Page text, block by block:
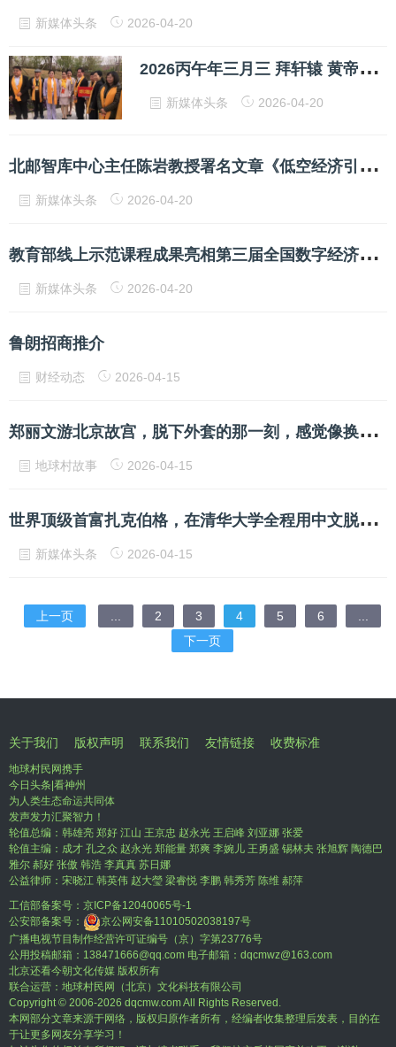
新媒体头条 2026-04-20
2
026丙午年三月三 拜轩辕 黄帝故里拜祖大典在河南新郑举办「刘凤珍博士受邀出席拜祖大典」
新媒体头条 2026-04-20
北
邮智库中心主任陈岩教授署名文章《低空经济引领新质生产力发展的理论逻辑、现实困境和关键路径》作为《宏观经济研究》封面文章刊发
新媒体头条 2026-04-20
教
育部线上示范课程成果亮相第三届全国数字经济和经济与贸易类专业沉浸式产教融合研讨会
新媒体头条 2026-04-20
鲁朗招商推介
财经动态 2026-04-15
郑
丽文游北京故宫，脱下外套的那一刻，感觉像换了一个人似的。
地球村故事 2026-04-15
世
界顶级首富扎克伯格，在清华大学全程用中文脱稿演讲！
新媒体头条 2026-04-15
上一页 2 3 4 5 6
下一页
关于我们 版权声明 联系我们 友情链接 收费标准
地球村民网携手
今日头条|看神州
为人类生态命运共同体
发声发力汇聚智力！
轮值总编：韩雄亮 郑好 江山 王京忠 赵永光 王启峰 刘亚娜 张爱
轮值主编：成才 孔之众 赵永光 郑能量 郑爽 李婉儿 王勇盛 锡林夫 张旭辉 陶德巴
雅尔 郝好 张傲 韩浩 李真真 苏日娜
公益律师：宋晓江 韩英伟 赵大瑩 梁睿悦 李鹏 韩秀芳 陈维 郝萍
工信部备案号： 京ICP备12040065号-1
公安部备案号：
京公网安备11010502038197号
广播电视节目制作经营许可证编号（京）字第23776号
公用投稿邮箱：138471666@qq.com 电子邮箱：dqcmwz@163.com
北京还看今朝文化传媒 版权所有
联合运营：地球村民网（北京）文化科技有限公司
Copyright © 2006-2026 dqcmw.com All Rights Reserved.
本网部分文章来源于网络，版权归原作者所有，经编者收集整理后发表，目的在
于让更多网友分享学习！